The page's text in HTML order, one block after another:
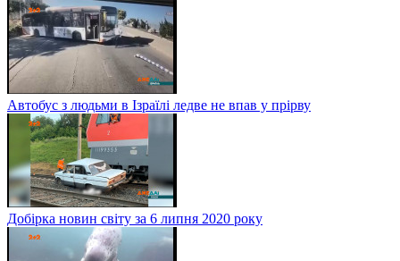
Автобус з людьми в Ізраїлі ледве не впав у прірву
Добірка новин світу за 6 липня 2020 року